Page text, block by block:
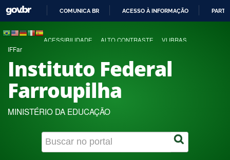
COMUNICA BR ACESSO À INFORMAÇÃO
ACESSIBILIDADE ALTO CONTRASTE VLIBRAS
IFFar
Instituto Federal
Farroupilha
MINISTÉRIO DA EDUCAÇÃO